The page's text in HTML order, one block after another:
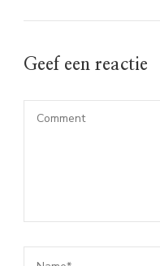
Geef een reactie